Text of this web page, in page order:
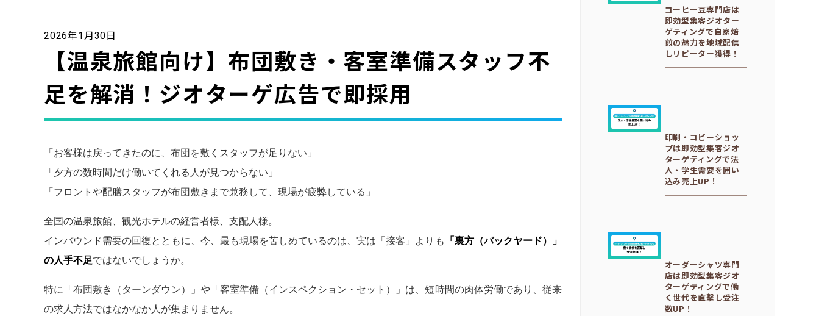
2026年1月30日
【温泉旅館向け】布団敷き・客室準備スタッフ不
足を解消！ジオターゲ広告で即採用
「お客様は戻ってきたのに、布団を敷くスタッフが足りない」
「夕方の数時間だけ働いてくれる人が見つからない」
「フロントや配膳スタッフが布団敷きまで兼務して、現場が疲弊している」
全国の温泉旅館、観光ホテルの経営者様、支配人様。
インバウンド需要の回復とともに、今、最も現場を苦しめているのは、実は「接客」よりも 「裏方（バックヤード）」
の人手不足ではないでしょうか。
特に「布団敷き（ターンダウン）」や「客室準備（インスペクション・セット）」は、短時間の肉体労働であり、従来
の求人方法ではなかなか人が集まりません。
コーヒー豆専門店は
即効型集客ジオター
ゲティングで自家焙
煎の魅力を地域配信
しリピーター獲得！
印刷・コピーショッ
プは即効型集客ジオ
ターゲティングで法
人・学生需要を囲い
込み売上UP！
オーダーシャツ専門
店は即効型集客ジオ
ターゲティングで働
く世代を直撃し受注
数UP！